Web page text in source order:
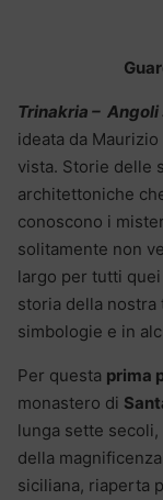
Trinakria –
ideata da
vista. Storie delle
architettoniche
conoscono i
solitamente non
largo per tutti
storia della nostra
simbologie e in
Per questa prima
monastero di
lunga sette
della
siciliana, riaperta